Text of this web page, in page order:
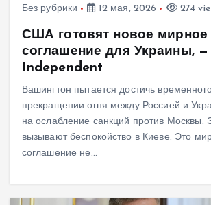
Без рубрики 12 мая, 2026 274
США готовят новое мирное
соглашение для Украины, —
Independent
Вашингтон пытается достичь
прекращении огня между Россией и
на ослабление санкций против Москвы.
вызывают беспокойство в Киеве. Это
соглашение не…